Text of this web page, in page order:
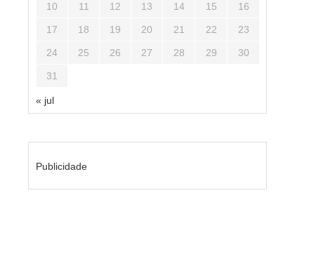
10 11 12 13 14 15 16
17 18 19 20 21 22 23
24 25 26 27 28 29 30
31
« jul
Publicidade